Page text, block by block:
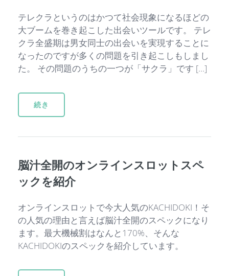
テレクラというのはかつて社会現象になるほどの
大ブームを巻き起こした出会いツールです。 テレ
クラ全盛期は男女同士の出会いを実現することに
なったのですが多くの問題を引き起こしもしまし
た。 その問題のうちの一つが「サクラ」です […]
続き
脳汁全開のオンラインスロットスペ
ックを紹介
オンラインスロットで今大人気のKACHIDOKI！そ
の人気の理由と言えば脳汁全開のスペックになり
ます。最大機械割はなんと170%、そんな
KACHIDOKIのスペックを紹介しています。